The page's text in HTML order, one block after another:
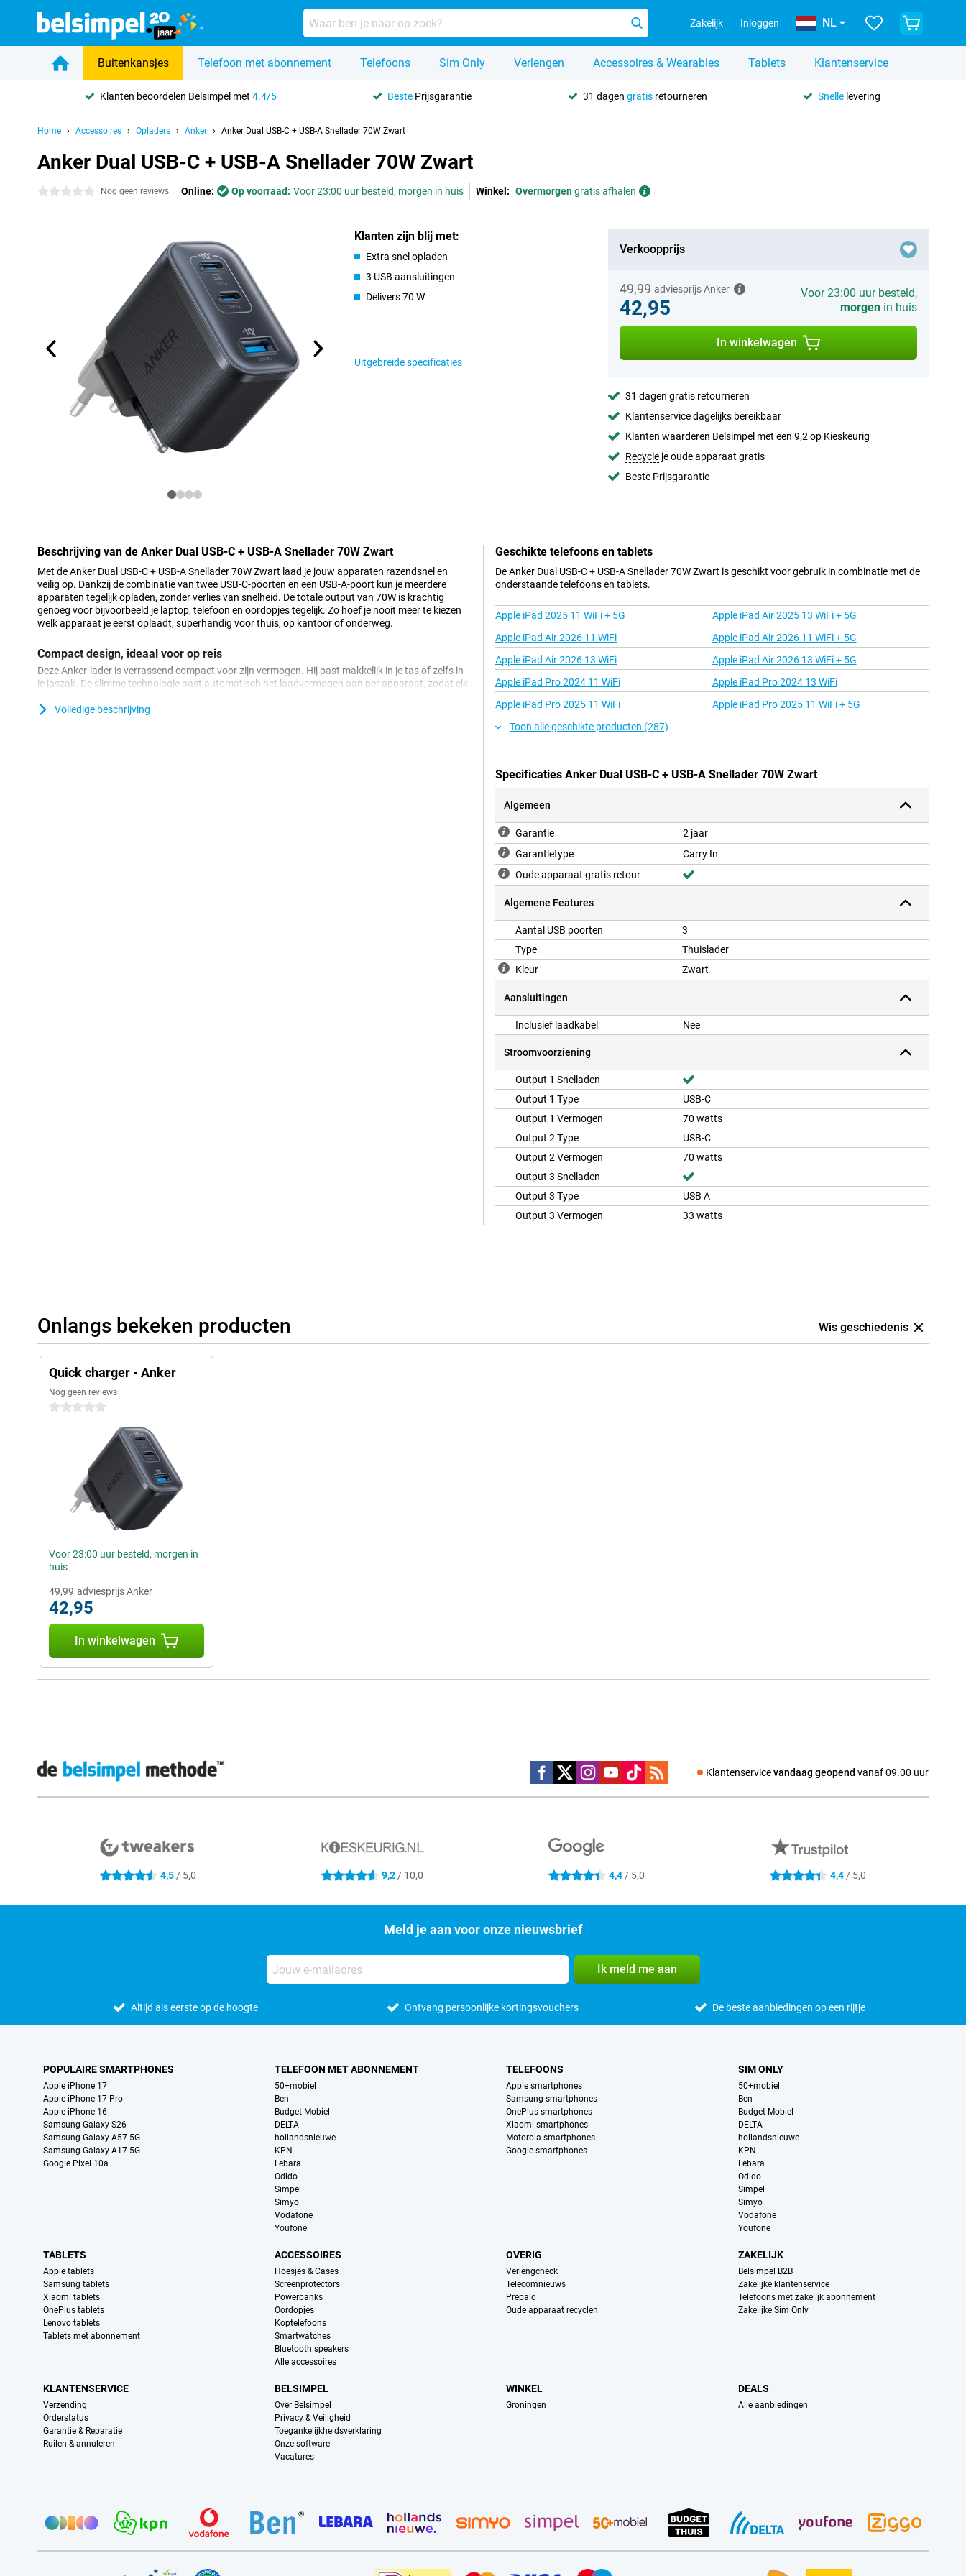
Zakelijk Inloggen NL
Buitenkansjes Telefoon met abonnement Telefoons Sim Only Verlengen Accessoires & Wearables Tablets Klantenservice
Klanten beoordelen Belsimpel met4.4/5 Beste Prijsgarantie 31 dagen gratisretourneren Snellelevering
Home Accessoires Opladers Anker Anker Dual USB-C + USB-A Snellader 70W Zwart
Anker Dual USB-C + USB-A Snellader 70W Zwart
0 sterren Nog geen reviews Online: Op voorraad: Voor 23:00 uur besteld, morgen in huis Winkel: Overmorgengratis afhalen
Klanten zijn blij met:
Extra snel opladen
3 USB aansluitingen
Delivers 70 W
Uitgebreide specificaties
Verkoopprijs
49,99 adviesprijs Anker
42,95
Voor 23:00 uur besteld,
morgenin huis
In winkelwagen
31 dagen gratis retourneren
Klantenservice dagelijks bereikbaar
Klanten waarderen Belsimpel met een 9,2 op Kieskeurig
Recycleje oude apparaat gratis
Beste Prijsgarantie
Beschrijving van de Anker Dual USB-C + USB-A Snellader 70W Zwart
Met de Anker Dual USB-C + USB-A Snellader 70W Zwart laad je jouw apparaten razendsnel en
veilig op. Dankzij de combinatie van twee USB-C-poorten en een USB-A-poort kun je meerdere
apparaten tegelijk opladen, zonder verlies van snelheid. De totale output van 70W is krachtig
genoeg voor bijvoorbeeld je laptop, telefoon en oordopjes tegelijk. Zo hoef je nooit meer te kiezen
welk apparaat je eerst oplaadt, superhandig voor thuis, op kantoor of onderweg.
Compact design, ideaal voor op reis
Deze Anker-lader is verrassend compact voor zijn vermogen. Hij past makkelijk in je tas of zelfs in
je jaszak. De slimme technologie past automatisch het laadvermogen aan per apparaat, zodat elk
Volledige beschrijving
Geschikte telefoons en tablets
De Anker Dual USB-C + USB-A Snellader 70W Zwart is geschikt voor gebruik in combinatie met de
onderstaande telefoons en tablets.
Apple iPad 2025 11 WiFi + 5G
Apple iPad Air 2025 13 WiFi + 5G
Apple iPad Air 2026 11 WiFi
Apple iPad Air 2026 11 WiFi + 5G
Apple iPad Air 2026 13 WiFi
Apple iPad Air 2026 13 WiFi + 5G
Apple iPad Pro 2024 11 WiFi
Apple iPad Pro 2024 13 WiFi
Apple iPad Pro 2025 11 WiFi
Apple iPad Pro 2025 11 WiFi + 5G
Toon alle geschikte producten (287)
Specificaties Anker Dual USB-C + USB-A Snellader 70W Zwart
Algemeen
Garantie
2 jaar
Garantietype
Carry In
Oude apparaat gratis retour
Algemene Features
Aantal USB poorten
3
Type
Thuislader
Kleur
Zwart
Aansluitingen
Inclusief laadkabel Nee
Stroomvoorziening
Output 1 Snelladen
Output 1 Type
USB-C
Output 1 Vermogen
70 watts
Output 2 Type
USB-C
Output 2 Vermogen
70 watts
Output 3 Snelladen
Output 3 Type
USB A
Output 3 Vermogen
33 watts
Onlangs bekeken producten Wis geschiedenis
Quick charger - Anker
Nog geen reviews
0 sterren
Voor 23:00 uur besteld, morgen in
huis
49,99 adviesprijs Anker
42,95
In winkelwagen
Klantenservicevandaag geopend vanaf 09.00 uur
Social media
4.5 sterren 4,5/ 5,0 4.6 sterren 9,2/ 10,0 4.4 sterren 4,4 / 5,0 4.4 sterren 4,4 / 5,0
Meld je aan voor onze nieuwsbrief
Ik meld me aan
Altijd als eerste op de hoogte Ontvang persoonlijke kortingsvouchers De beste aanbiedingen op een rijtje
POPULAIRE SMARTPHONES
Apple iPhone 17
Apple iPhone 17 Pro
Apple iPhone 16
Samsung Galaxy S26
Samsung Galaxy A57 5G
Samsung Galaxy A17 5G
Google Pixel 10a
TELEFOON MET ABONNEMENT
50+mobiel
Ben
Budget Mobiel
DELTA
hollandsnieuwe
KPN
Lebara
Odido
Simpel
Simyo
Vodafone
Youfone
TELEFOONS
Apple smartphones
Samsung smartphones
OnePlus smartphones
Xiaomi smartphones
Motorola smartphones
Google smartphones
SIM ONLY
50+mobiel
Ben
Budget Mobiel
DELTA
hollandsnieuwe
KPN
Lebara
Odido
Simpel
Simyo
Vodafone
Youfone
TABLETS
Apple tablets
Samsung tablets
Xiaomi tablets
OnePlus tablets
Lenovo tablets
Tablets met abonnement
ACCESSOIRES
Hoesjes & Cases
Screenprotectors
Powerbanks
Oordopjes
Koptelefoons
Smartwatches
Bluetooth speakers
Alle accessoires
OVERIG
Verlengcheck
Telecomnieuws
Prepaid
Oude apparaat recyclen
ZAKELIJK
Belsimpel B2B
Zakelijke klantenservice
Telefoons met zakelijk abonnement
Zakelijke Sim Only
KLANTENSERVICE
Verzending
Orderstatus
Garantie & Reparatie
Ruilen & annuleren
BELSIMPEL
Over Belsimpel
Privacy & Veiligheid
Toegankelijkheidsverklaring
Onze software
Vacatures
WINKEL
Groningen
DEALS
Alle aanbiedingen